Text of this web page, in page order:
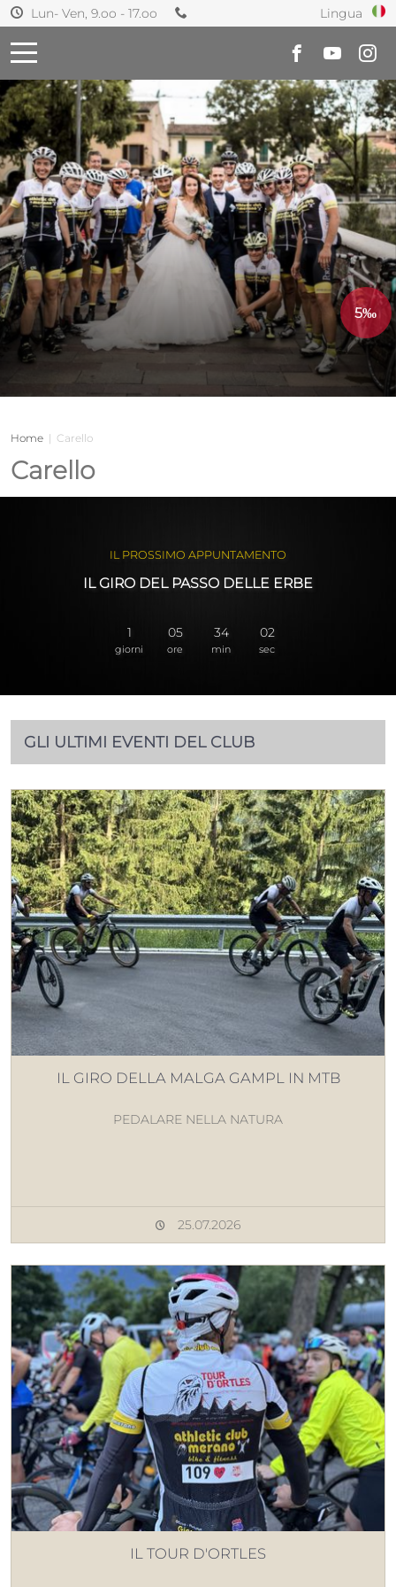
Lun- Ven, 9.oo - 17.oo Lingua
5‰
Home | Carello
Carello
IL PROSSIMO APPUNTAMENTO
IL GIRO DEL PASSO DELLE ERBE
1
giorni
05
ore
34
min
01
sec
GLI ULTIMI EVENTI DEL CLUB
IL GIRO DELLA MALGA GAMPL IN MTB
PEDALARE NELLA NATURA
25.07.2026
IL TOUR D'ORTLES